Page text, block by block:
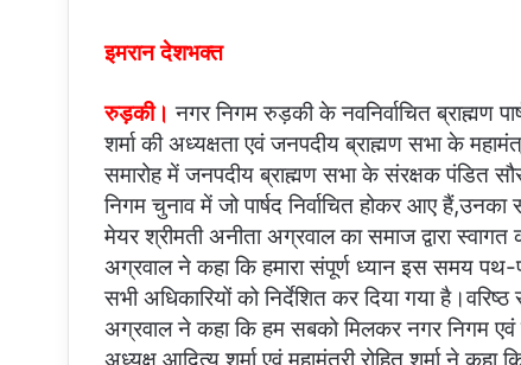
इमरान देशभक्त
रुड़की।नगर निगम रुड़की के नवनिर्वाचित ब्राह्मण
शर्मा की अध्यक्षता एवं जनपदीय ब्राह्मण सभा के
समारोह में जनपदीय ब्राह्मण सभा के संरक्षक पंडित
निगम चुनाव में जो पार्षद निर्वाचित होकर आए
मेयर श्रीमती अनीता अग्रवाल का समाज द्वारा
अग्रवाल ने कहा कि हमारा संपूर्ण ध्यान इस समय
सभी अधिकारियों को निर्देशित कर दिया गया
अग्रवाल ने कहा कि हम सबको मिलकर नगर निगम
अध्यक्ष आदित्य शर्मा एवं महामंत्री रोहित शर्मा ने